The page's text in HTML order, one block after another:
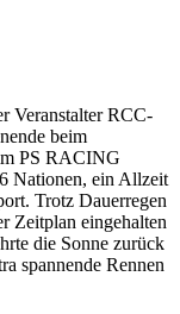
Veranstalter RCC-
beim
PS RACING
Nationen, ein Allzeit
Trotz Dauerregen
Zeitplan eingehalten
die Sonne zurück
spannende Rennen